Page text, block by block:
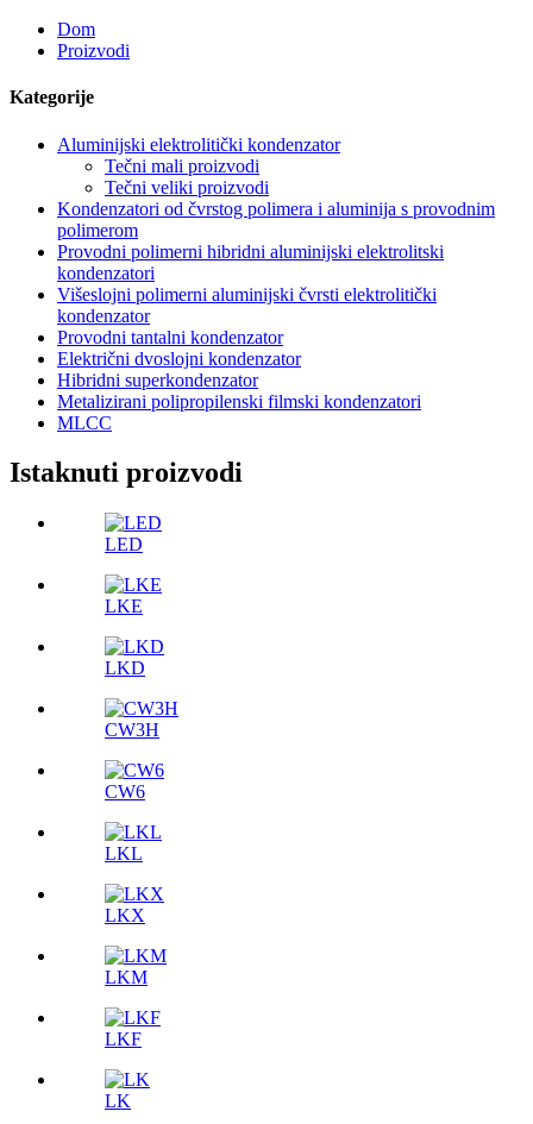
Dom
Proizvodi
Kategorije
Aluminijski elektrolitički kondenzator
Tečni mali proizvodi
Tečni veliki proizvodi
Kondenzatori od čvrstog polimera i aluminija s provodnim
polimerom
Provodni polimerni hibridni aluminijski elektrolitski
kondenzatori
Višeslojni polimerni aluminijski čvrsti elektrolitički
kondenzator
Provodni tantalni kondenzator
Električni dvoslojni kondenzator
Hibridni superkondenzator
Metalizirani polipropilenski filmski kondenzatori
MLCC
Istaknuti proizvodi
LED
LKE
LKD
CW3H
CW6
LKL
LKX
LKM
LKF
LK